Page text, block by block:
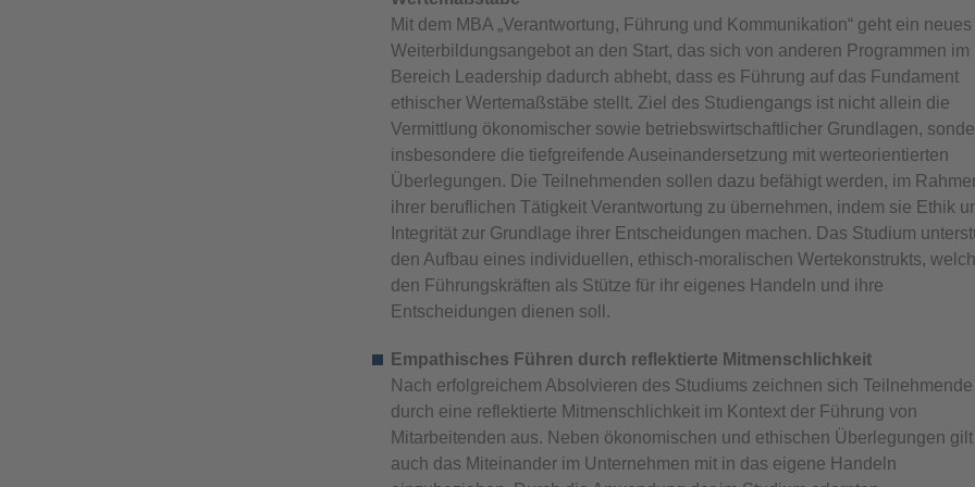
Mit dem MBA „Verantwortung, Führung und Kommunikation“ geht ein neues
Weiterbildungsangebot an den Start, das sich von anderen Programmen im
Bereich Leadership dadurch abhebt, dass es Führung auf das Fundament
ethischer Wertemaßstäbe stellt. Ziel des Studiengangs ist nicht allein die
Vermittlung ökonomischer sowie betriebswirtschaftlicher Grundlagen,
insbesondere die tiefgreifende Auseinandersetzung mit werteorientierten
Überlegungen. Die Teilnehmenden sollen dazu befähigt werden, im
ihrer beruflichen Tätigkeit Verantwortung zu übernehmen, indem sie Ethik
Integrität zur Grundlage ihrer Entscheidungen machen. Das Studium
den Aufbau eines individuellen, ethisch-moralischen Wertekonstrukts,
den Führungskräften als Stütze für ihr eigenes Handeln und ihre
Entscheidungen dienen soll.
Empathisches Führen durch reflektierte Mitmenschlichkeit
Nach erfolgreichem Absolvieren des Studiums zeichnen sich Teilnehmende
durch eine reflektierte Mitmenschlichkeit im Kontext der Führung von
Mitarbeitenden aus. Neben ökonomischen und ethischen Überlegungen gilt
auch das Miteinander im Unternehmen mit in das eigene Handeln